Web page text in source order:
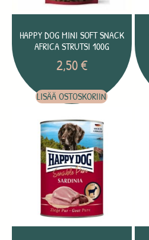
HAPPY DOG MINI SOFT SNACK
AFRICA STRUTSI 100G
2,50€
LISÄÄ OSTOSKORIIN